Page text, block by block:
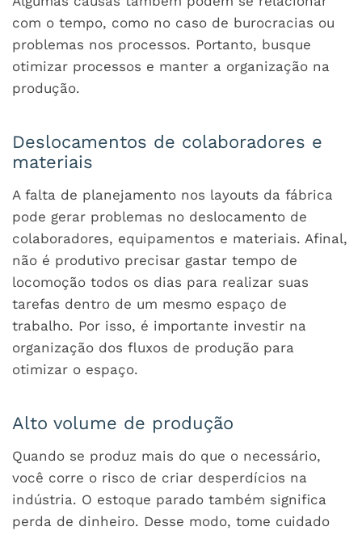
com o tempo, como no caso de burocracias ou
problemas nos processos. Portanto, busque
otimizar processos e manter a organização na
produção.
Deslocamentos de colaboradores e
materiais
A falta de planejamento nos layouts da fábrica
pode gerar problemas no deslocamento de
colaboradores, equipamentos e materiais. Afinal,
não é produtivo precisar gastar tempo de
locomoção todos os dias para realizar suas
tarefas dentro de um mesmo espaço de
trabalho. Por isso, é importante investir na
organização dos fluxos de produção para
otimizar o espaço.
Alto volume de produção
Quando se produz mais do que o necessário,
você corre o risco de criar desperdícios na
indústria. O estoque parado também significa
perda de dinheiro. Desse modo, tome cuidado